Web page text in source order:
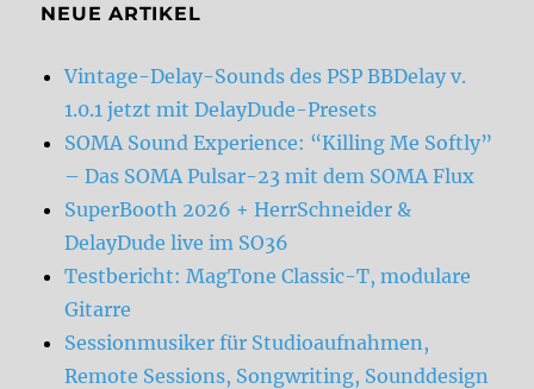
NEUE ARTIKEL
Vintage-Delay-Sounds des PSP BBDelay v.
1.0.1 jetzt mit DelayDude-Presets
SOMA Sound Experience: “Killing Me Softly”
– Das SOMA Pulsar-23 mit dem SOMA Flux
SuperBooth 2026 + HerrSchneider &
DelayDude live im SO36
Testbericht: MagTone Classic-T, modulare
Gitarre
Sessionmusiker für Studioaufnahmen,
Remote Sessions, Songwriting, Sounddesign